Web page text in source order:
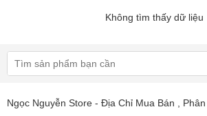
Không tìm thấy dữ liệu
Ngọc Nguyễn Store - Địa Chỉ Mua Bán ,